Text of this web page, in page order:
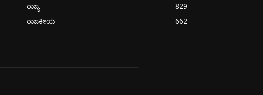
ರಾಜ್ಯ
829
ರಾಜಕೀಯ
662